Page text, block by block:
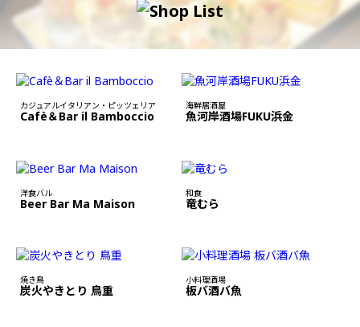
カジュアルイタリアン・ピッツェリア
Cafè＆Bar il Bamboccio
海鮮居酒屋
魚河岸酒場FUKU浜金
洋食バル
Beer Bar Ma Maison
和食
竜むら
焼き鳥
炭火やきとり 鳥重
小料理酒場
板バ酒バ魚